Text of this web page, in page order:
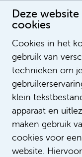
Deze
cookies
Cookies in het
gebruik van
technieken om
klein
apparaat en
maken gebruik
cookies voor
website.
Anja van